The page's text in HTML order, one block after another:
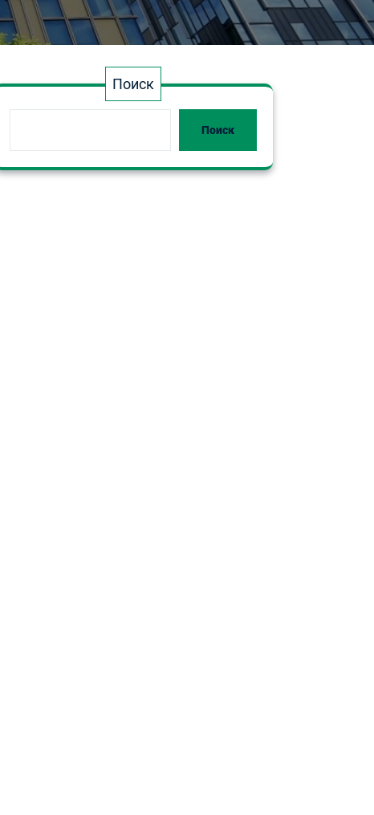
Поиск
Поиск